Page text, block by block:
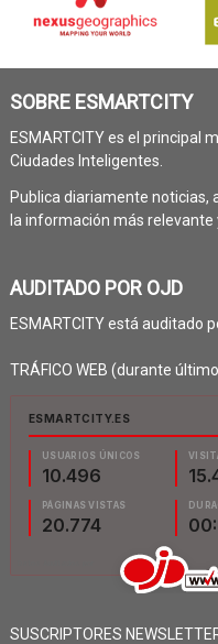
SOBRE ESMARTCITY
ESMARTCITY es el principal
Ciudades Inteligentes.
Publica diariamente noticias,
la información más
AUDITADO POR OJD
ESMARTCITY está auditado
TRÁFICO WEB (durante
SUSCRIPTORES